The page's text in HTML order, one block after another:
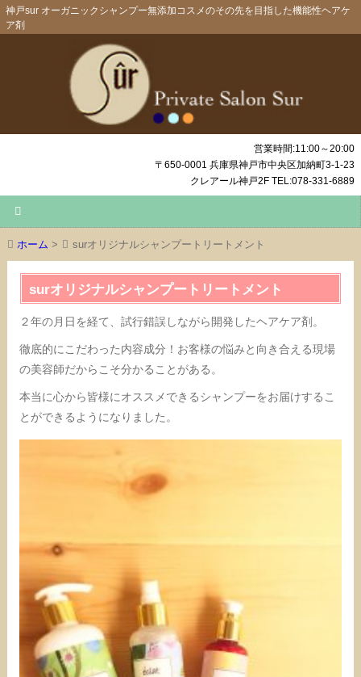
神戸sur オーガニックシャンプー無添加コスメのその先を目指した機能性ヘアケ
ア剤
営業時間:11:00～20:00
〒650-0001 兵庫県神戸市中央区加納町3-1-23
クレアール神戸2F TEL:078-331-6889
ホーム > surオリジナルシャンプートリートメント
surオリジナルシャンプートリートメント
２年の月日を経て、試行錯誤しながら開発したヘアケア剤。
徹底的にこだわった内容成分！お客様の悩みと向き合える現場
の美容師だからこそ分かることがある。
本当に心から皆様にオススメできるシャンプーをお届けするこ
とができるようになりました。